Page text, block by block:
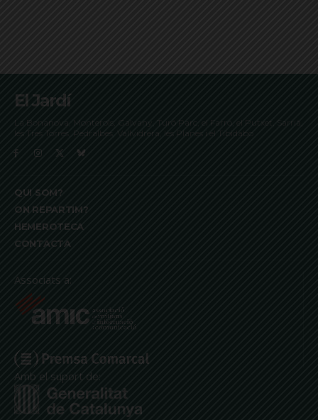
El Jardí
La Bonanova, Monterols, Galvany, Turó Parc, el Farró, el Putxet, Sarrià,
les Tres Torres, Pedralbes, Vallvidrera, les Planes i el Tibidabo
QUI SOM?
ON REPARTIM?
HEMEROTECA
CONTACTA
Associats a:
Amb el suport de: